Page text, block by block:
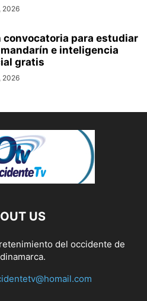
2026
convocatoria para estudiar
e inteligencia
gratis
2026
US
del occidente de